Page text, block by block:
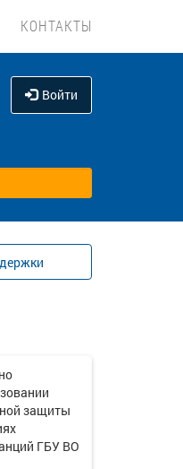
КОНТАКТЫ
Войти
защиты
ГБУ ВО